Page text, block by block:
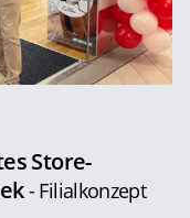
Store-
- Filialkonzept